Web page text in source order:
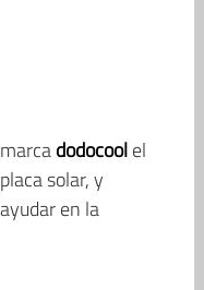
dodocoolel
solar, y
en la